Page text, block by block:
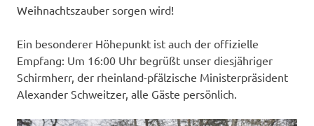
Weihnachtszauber sorgen wird!
Ein besonderer Höhepunkt ist auch der offizielle
Empfang: Um 16:00 Uhr begrüßt unser diesjähriger
Schirmherr, der rheinland-pfälzische Ministerpräsident
Alexander Schweitzer, alle Gäste persönlich.